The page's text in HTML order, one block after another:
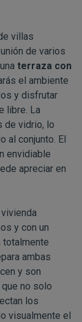
villas
de varios
terraza con
el ambiente
y disfrutar
libre. La
de vidrio, lo
al conjunto. El
envidiable
apreciar en
y con un
totalmente
ambas
y son
no solo
los
visualmente el